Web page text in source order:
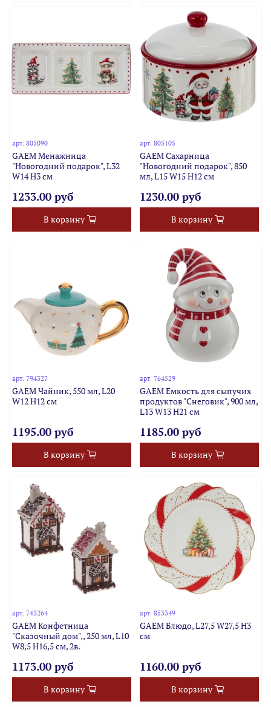
арт.805090
GAEM Менажница
"Новогодний подарок", L32
W14 H3 см
1233.00 руб
В корзину
арт. 805105
GAEM Сахарница
"Новогодний подарок", 850
мл, L15 W15 H12 см
1230.00 руб
В корзину
арт.794327
GAEM Чайник, 550 мл, L20
W12 H12 см
1195.00 руб
В корзину
арт. 764529
GAEM Емкость для сыпучих
продуктов "Снеговик", 900 мл,
L13 W13 H21 см
1185.00 руб
В корзину
арт.743264
GAEM Конфетница
"Сказочный дом",, 250 мл, L10
W8,5 H16,5 см, 2в.
1173.00 руб
В корзину
арт. 853349
GAEM Блюдо, L27,5 W27,5 H3
см
1160.00 руб
В корзину